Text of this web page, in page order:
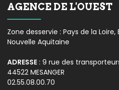
AGENCE DE L'OUEST
Zone desservie : Pays de la
Nouvelle Aquitaine
ADRESSE : 9 rue des
44522 MESANGER
02.55.08.00.70